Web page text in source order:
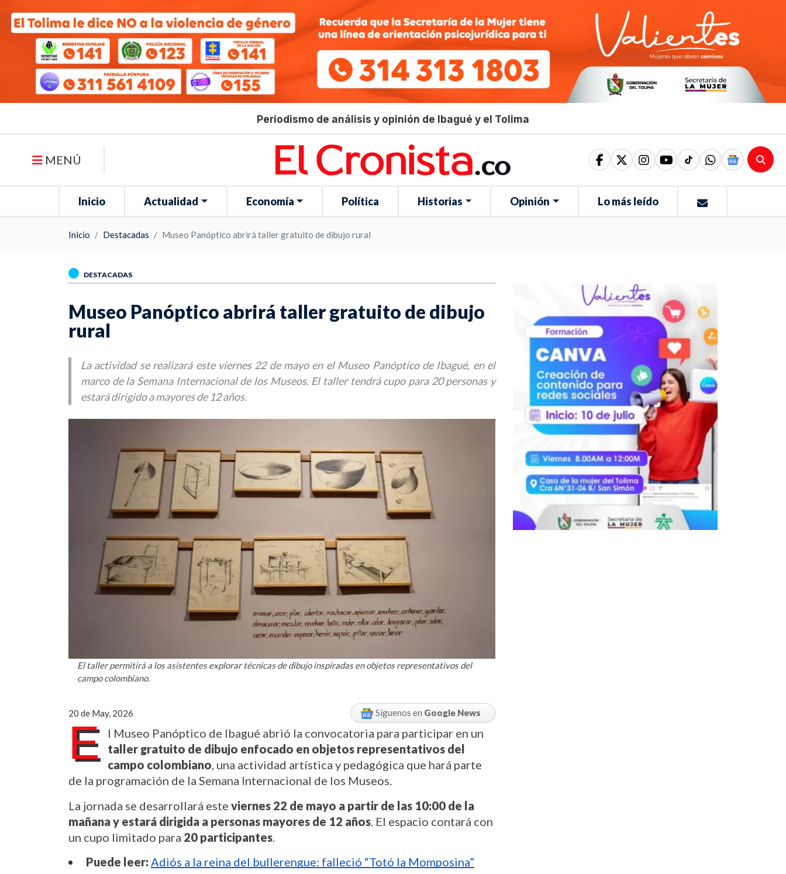
Periodismo de análisis y opinión de Ibagué y el Tolima
MENÚ
Inicio Actualidad Economía Política Historias Opinión Lo más leído
Inicio Destacadas Museo Panóptico abrirá taller gratuito de dibujo rural
DESTACADAS
Museo Panóptico abrirá taller gratuito de dibujo
rural
La actividad se realizará este viernes 22 de mayo en el Museo Panóptico de Ibagué, en el
marco de la Semana Internacional de los Museos. El taller tendrá cupo para 20 personas y
estará dirigido a mayores de 12 años.
El taller permitirá a los asistentes explorar técnicas de dibujo inspiradas en objetos representativos del
campo colombiano.
20 de May, 2026 Síguenos en Google News
E
taller gratuito de dibujo enfocado en objetos representativos del
campo colombiano, una actividad artística y pedagógica que hará parte
de la programación de la Semana Internacional de los Museos.
La jornada se desarrollará este viernes 22 de mayo a partir de las 10:00 de la
mañana y estará dirigida a personas mayores de 12 años. El espacio contará con
un cupo limitado para 20 participantes.
Puede leer: Adiós a la reina del bullerengue: falleció “Totó la Momposina”